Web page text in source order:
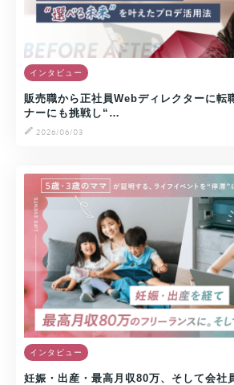
インタビュー
販売職から正社員Webディレクターに転
ナーにも挑戦し“…
2026/06/03
インタビュー
妊娠・出産・最高月収80万、そして会社